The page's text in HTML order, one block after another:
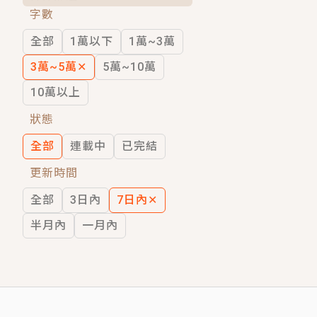
穿越｜《穿越遠古後成了野人娘子》你
字數
全部
1萬以下
1萬~3萬
3萬~5萬 ✕
5萬~10萬
10萬以上
狀態
全部
連載中
已完結
更新時間
全部
3日內 7日內 ✕
半月內
一月內